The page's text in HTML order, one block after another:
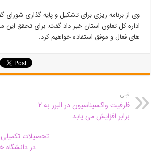
وی از برنامه ریزی برای تشکیل و پایه گذاری
اداره کل تعاون استان خبر داد گفت: برای تحقق
های فعال و موفق استفاده خواهیم کرد.
قبلی
ظرفیت واکسیناسیون در البرز به ۲
برابر افزایش می یابد
تحصیلات
در